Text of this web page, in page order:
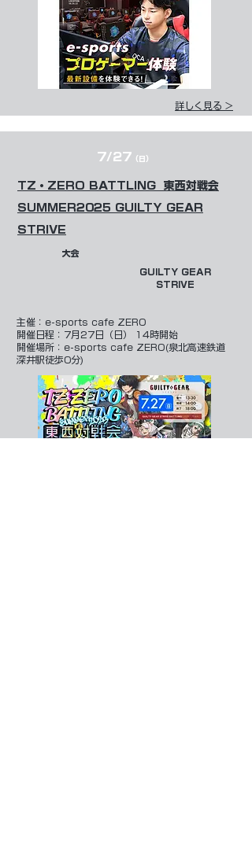
詳しく見る >
7/27 （日）
TZ・ZERO BATTLING 東西対戦会
SUMMER2025 GUILTY GEAR
STRIVE
大会
GUILTY GEAR
STRIVE
​主催： e-sports cafe ZERO
開催日程：7月27日（日） 14時開始
開催場所：e-sports cafe ZERO(泉北高速鉄道
深井駅徒歩0分)